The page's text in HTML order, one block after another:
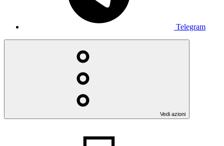
Telegram
Vedi azioni